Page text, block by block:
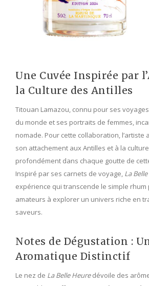
Une Cuvée Inspirée par
la Culture des Antilles
Titouan Lamazou, connu pour ses
du monde et ses portraits de femmes,
nomade. Pour cette collaboration, l’artiste
son attachement aux Antilles et à la
profondément dans chaque goutte de
Inspiré par ses carnets de voyage, La
expérience qui transcende le simple rhum
amateurs à explorer un univers riche en
saveurs.
Notes de Dégustation :
Aromatique Distinctif
Le nez de La Belle Heuredévoile des